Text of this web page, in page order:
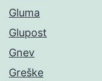
Gluma
Glupost
Gnev
Greške